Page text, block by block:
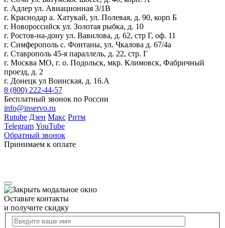
г. Адлер ул. Авиационная 3/1В
г. Краснодар а. Хатукай, ул. Полевая, д. 90, корп Б
г. Новороссийск ул. Золотая рыбка, д. 10
г. Ростов-на-дону ул. Вавилова, д. 62, стр Г, оф. 11
г. Симферополь с. Фонтаны, ул. Чкалова д. 67/4а
г. Ставрополь 45-я параллель, д. 22, стр. Г
г. Москва МО, г. о. Подольск, мкр. Климовск, Фабричный
проезд, д. 2
г. Донецк ул Воинская, д. 16.А
8 (800) 222-44-57
Бесплатный звонок по России
info@inservo.ru
Rutube Дзен Макс Ритм
Telegram YouTube
Обратный звонок
Принимаем к оплате
Оставьте контакты
и получите скидку